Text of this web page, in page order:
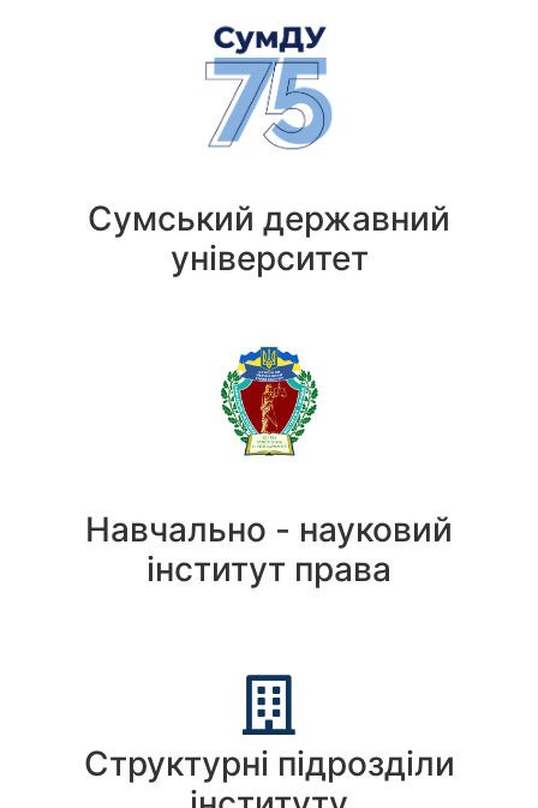
Сумський державний
університет
Навчально - науковий
інститут права
Структурні підрозділи